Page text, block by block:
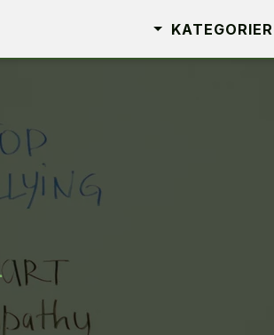
KATEGORIER